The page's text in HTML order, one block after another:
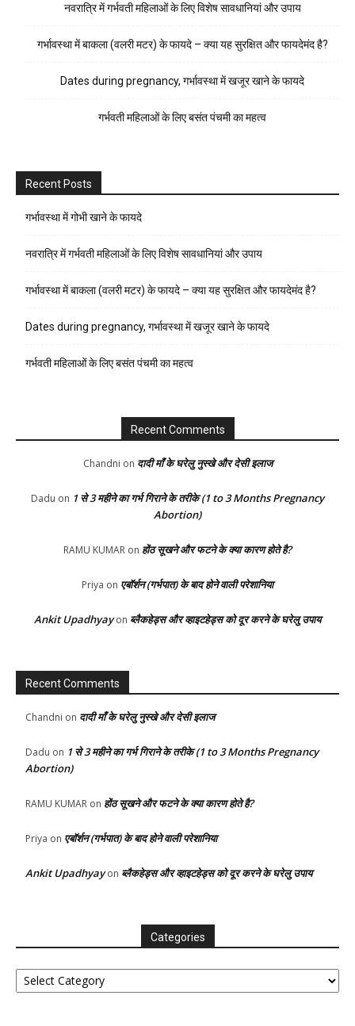
नवरात्रि में गर्भवती महिलाओं के लिए विशेष सावधानियां और उपाय
गर्भावस्था में बाकला (वलरी मटर) के फायदे – क्या यह सुरक्षित और फायदेमंद है?
Dates during pregnancy, गर्भावस्था में खजूर खाने के फायदे
गर्भवती महिलाओं के लिए बसंत पंचमी का महत्व
Recent Posts
गर्भावस्था में गोभी खाने के फायदे
नवरात्रि में गर्भवती महिलाओं के लिए विशेष सावधानियां और उपाय
गर्भावस्था में बाकला (वलरी मटर) के फायदे – क्या यह सुरक्षित और फायदेमंद है?
Dates during pregnancy, गर्भावस्था में खजूर खाने के फायदे
गर्भवती महिलाओं के लिए बसंत पंचमी का महत्व
Recent Comments
Chandni on दादी माँ के घरेलु नुस्खे और देसी इलाज
Dadu on 1 से 3 महीने का गर्भ गिराने के तरीके (1 to 3 Months Pregnancy
Abortion)
RAMU KUMAR on होंठ सूखने और फटने के क्या कारण होते है?
Priya on एबॉर्शन (गर्भपात) के बाद होने वाली परेशानिया
Ankit Upadhyayon ब्लैकहेड्स और व्हाइटहेड्स को दूर करने के घरेलु उपाय
Recent Comments
Chandni on दादी माँ के घरेलु नुस्खे और देसी इलाज
Dadu on 1 से 3 महीने का गर्भ गिराने के तरीके (1 to 3 Months Pregnancy
Abortion)
RAMU KUMAR on होंठ सूखने और फटने के क्या कारण होते है?
Priya on एबॉर्शन (गर्भपात) के बाद होने वाली परेशानिया
Ankit Upadhyayon ब्लैकहेड्स और व्हाइटहेड्स को दूर करने के घरेलु उपाय
Categories
Categories